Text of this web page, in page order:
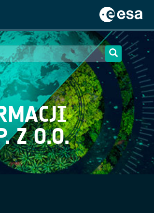
Z O.O.